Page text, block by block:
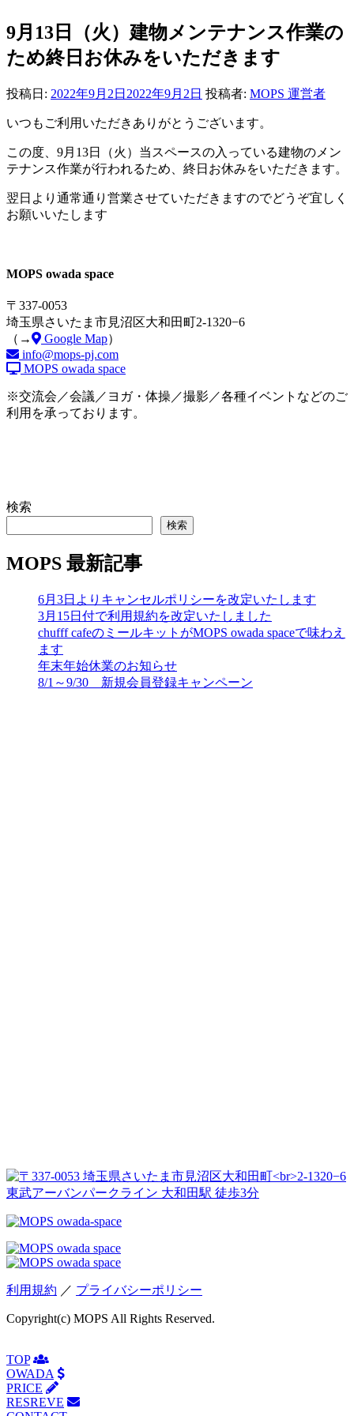
9月13日（火）建物メンテナンス作業の
ため終日お休みをいただきます
投稿日: 2022年9月2日 2022年9月2日 投稿者: MOPS 運営者
いつもご利用いただきありがとうございます。
この度、9月13日（火）当スペースの入っている建物のメン
テナンス作業が行われるため、終日お休みをいただきます。
翌日より通常通り営業させていただきますのでどうぞ宜しく
お願いいたします
MOPS owada space
〒337-0053
埼玉県さいたま市見沼区大和田町2-1320−6
（→
Google Map）
info@mops-pj.com
MOPS owada space
※交流会／会議／ヨガ・体操／撮影／各種イベントなどのご
利用を承っております。
検索
検索
MOPS 最新記事
6月3日よりキャンセルポリシーを改定いたします
3月15日付で利用規約を改定いたしました
chufff cafeのミールキットがMOPS owada spaceで味わえ
ます
年末年始休業のお知らせ
8/1～9/30 新規会員登録キャンペーン
利用規約 ／ プライバシーポリシー
Copyright(c) MOPS All Rights Reserved.
TOP
OWADA
PRICE
RESREVE